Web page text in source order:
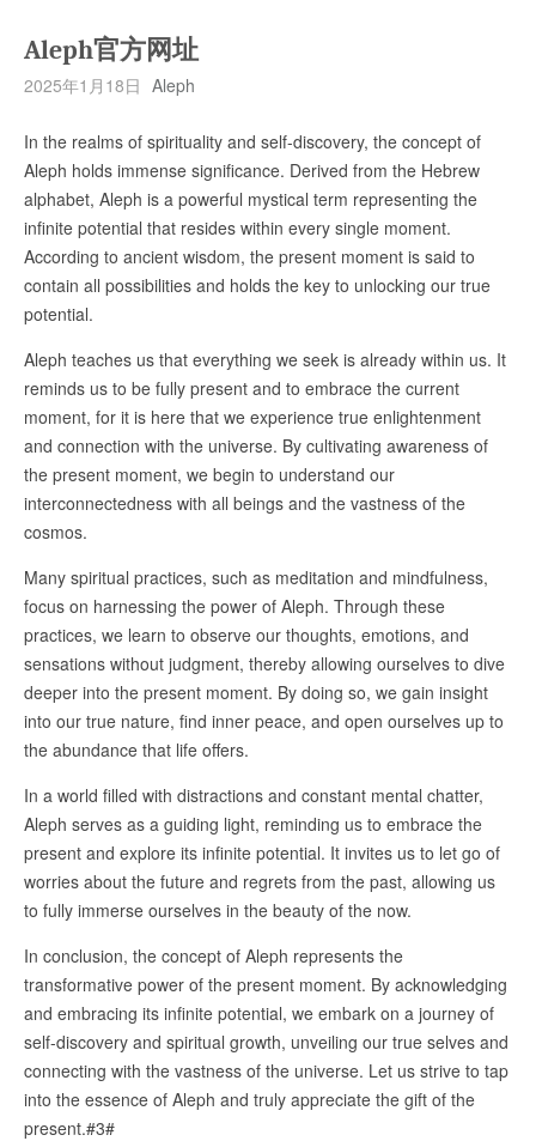
Aleph官方网址
2025年1月18日 Aleph
In the realms of spirituality and self-discovery, the concept of
Aleph holds immense significance. Derived from the Hebrew
alphabet, Aleph is a powerful mystical term representing the
infinite potential that resides within every single moment.
According to ancient wisdom, the present moment is said to
contain all possibilities and holds the key to unlocking our true
potential.
Aleph teaches us that everything we seek is already within us. It
reminds us to be fully present and to embrace the current
moment, for it is here that we experience true enlightenment
and connection with the universe. By cultivating awareness of
the present moment, we begin to understand our
interconnectedness with all beings and the vastness of the
cosmos.
Many spiritual practices, such as meditation and mindfulness,
focus on harnessing the power of Aleph. Through these
practices, we learn to observe our thoughts, emotions, and
sensations without judgment, thereby allowing ourselves to dive
deeper into the present moment. By doing so, we gain insight
into our true nature, find inner peace, and open ourselves up to
the abundance that life offers.
In a world filled with distractions and constant mental chatter,
Aleph serves as a guiding light, reminding us to embrace the
present and explore its infinite potential. It invites us to let go of
worries about the future and regrets from the past, allowing us
to fully immerse ourselves in the beauty of the now.
In conclusion, the concept of Aleph represents the
transformative power of the present moment. By acknowledging
and embracing its infinite potential, we embark on a journey of
self-discovery and spiritual growth, unveiling our true selves and
connecting with the vastness of the universe. Let us strive to tap
into the essence of Aleph and truly appreciate the gift of the
present.#3#